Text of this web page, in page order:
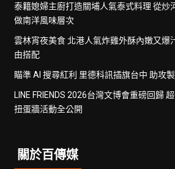
泰籍媳婦主廚打造關埔人氣泰式料理 從炒
做南洋風味層次
雲林宵夜美食 北港人氣炸雞外酥內嫩又爆
由搭配
瞄準 AI 搜尋紅利 里德科訊插旗台中 助攻
LINE FRIENDS 2026台灣文博會重磅回歸
扭蛋牆活動全公開
關於百傳媒